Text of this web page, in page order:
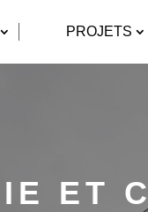
PROJETS
ET